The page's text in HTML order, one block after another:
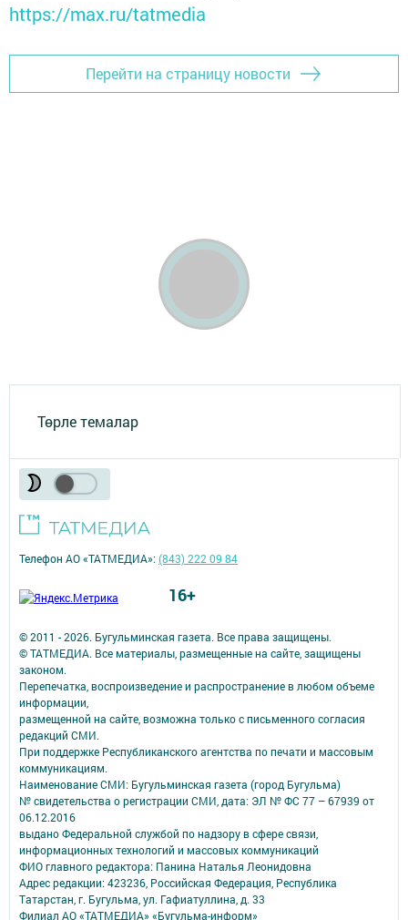
https://max.ru/tatmedia
Перейти на страницу новости
Төрле темалар
© 2011 - 2026. Бугульминская газета. Все права защищены.
© ТАТМЕДИА. Все материалы, размещенные на сайте, защищены
законом.
Перепечатка, воспроизведение и распространение в любом объеме
информации,
размещенной на сайте, возможна только с письменного согласия
редакций СМИ.
При поддержке Республиканского агентства по печати и массовым
коммуникациям.
Наименование СМИ: Бугульминская газета (город Бугульма)
№ свидетельства о регистрации СМИ, дата: ЭЛ № ФС 77 – 67939 от
06.12.2016
выдано Федеральной службой по надзору в сфере связи,
информационных технологий и массовых коммуникаций
ФИО главного редактора: Панина Наталья Леонидовна
Адрес редакции: 423236, Российская Федерация, Республика
Татарстан, г. Бугульма, ул. Гафиатуллина, д. 33
Филиал АО «ТАТМЕДИА» «Бугульма-информ»
Телефон АО «ТАТМЕДИА»:(843) 222 09 84
16+